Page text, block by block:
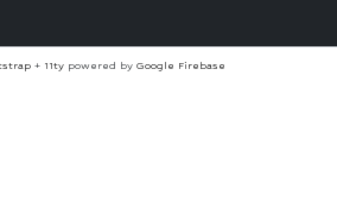
+ 11typowered by Google Firebase